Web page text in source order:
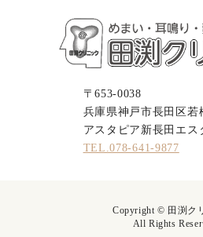
〒653-0038
兵庫県神戸市長田区若
アスタピア新長田エス
TEL.078-641-9877
Copyright © 田渕ク
All Rights